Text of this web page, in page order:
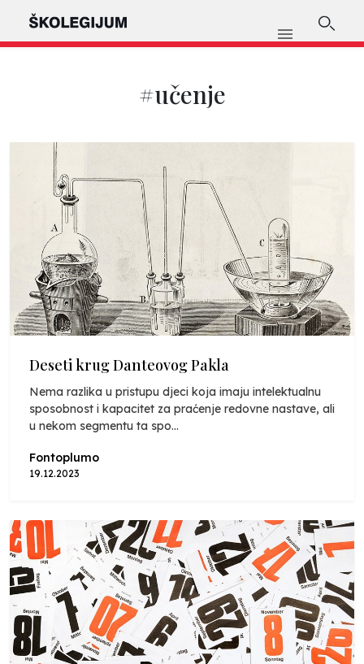
#učenje
Deseti krug Danteovog Pakla
Nema razlika u pristupu djeci koja imaju intelektualnu
sposobnost i kapacitet za praćenje redovne nastave, ali
u nekom segmentu ta spo...
Fontoplumo
19.12.2023